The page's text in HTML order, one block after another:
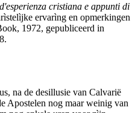
cristiana e appunti di
ervarìng en opmerkingen
1972, gepubliceerd in
na de desillusie van Calvarië
Apostelen nog maar weinig van